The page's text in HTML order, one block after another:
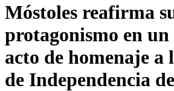
Móstoles reafirma
protagonismo en
acto de homenaje a
de Independencia